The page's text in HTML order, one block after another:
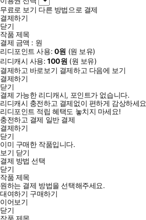
무료로 보기 다른 방법으로 결제
결제하기
닫기
작품 제목
결제 금액 : 원
리디포인트 사용: 0원 (원 보유)
리디캐시 사용:100원 (원 보유)
결제하고 바로보기 결제하고 다음에 보기
결제하기
닫기
결제 가능한 리디캐시, 포인트가 없습니다.
리디캐시 충전하고 결제없이 편하게 감상하세
리디포인트 적립 혜택도 놓치지 마세요!
충전하고 결제 일반 결제
결제하기
닫기
이미 구매한 작품입니다.
보기 닫기
결제 방법 선택
닫기
작품 제목
원하는 결제 방법을 선택해주세요.
대여하기 구매하기
이어보기
닫기
작품 제목